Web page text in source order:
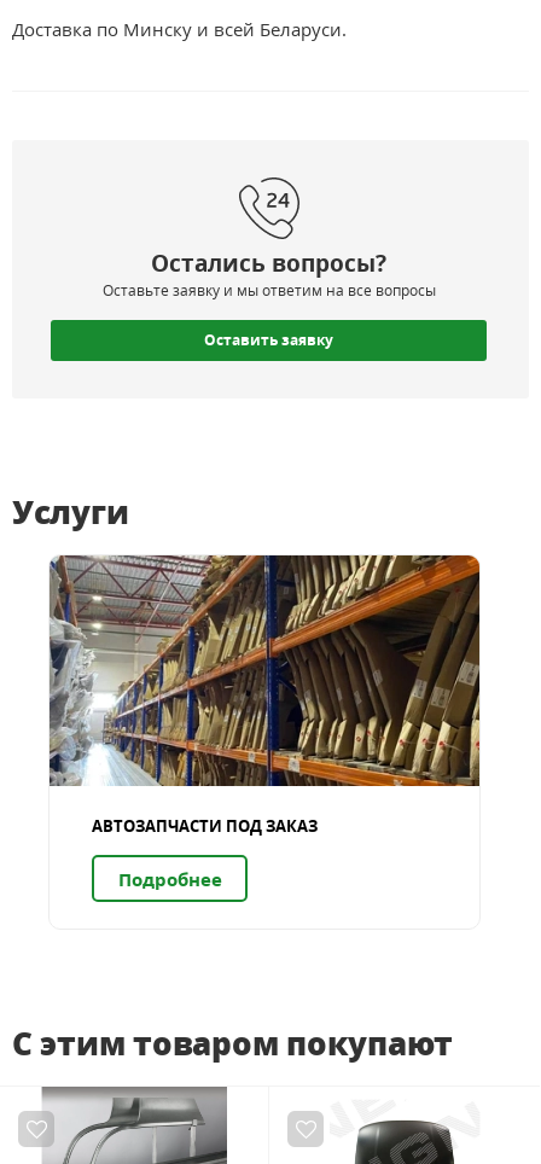
Доставка по Минску и всей Беларуси.
Остались вопросы?
Оставьте заявку и мы ответим на все вопросы
Оставить заявку
Услуги
АВТОЗАПЧАСТИ ПОД ЗАКАЗ
Подробнее
С этим товаром покупают